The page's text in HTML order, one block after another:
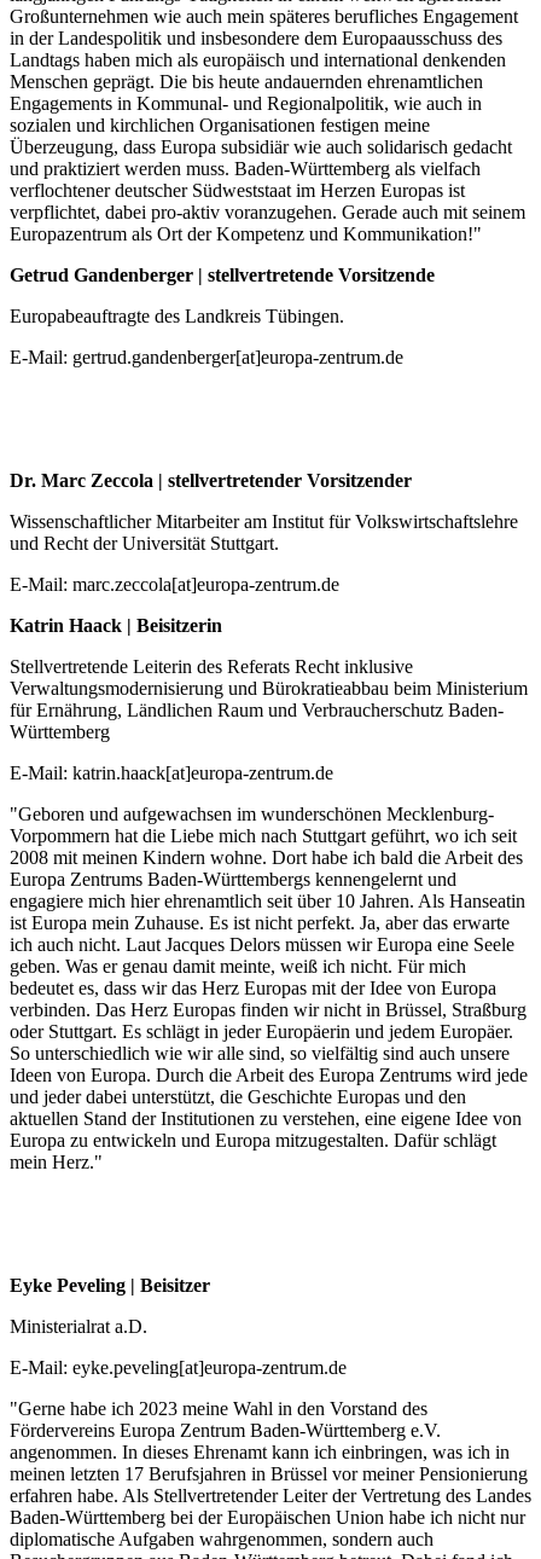
Großunternehmen wie auch mein späteres berufliches Engagement
in der Landespolitik und insbesondere dem Europaausschuss des
Landtags haben mich als europäisch und international denkenden
Menschen geprägt. Die bis heute andauernden ehrenamtlichen
Engagements in Kommunal- und Regionalpolitik, wie auch in
sozialen und kirchlichen Organisationen festigen meine
Überzeugung, dass Europa subsidiär wie auch solidarisch gedacht
und praktiziert werden muss. Baden-Württemberg als vielfach
verflochtener deutscher Südweststaat im Herzen Europas ist
verpflichtet, dabei pro-aktiv voranzugehen. Gerade auch mit seinem
Europazentrum als Ort der Kompetenz und Kommunikation!"
Getrud Gandenberger | stellvertretende Vorsitzende
Europabeauftragte des Landkreis Tübingen.
E-Mail: gertrud.gandenberger[at]europa-zentrum.de
Dr. Marc Zeccola | stellvertretender Vorsitzender
Wissenschaftlicher Mitarbeiter am Institut für Volkswirtschaftslehre
und Recht der Universität Stuttgart.
E-Mail: marc.zeccola[at]europa-zentrum.de
Katrin Haack | Beisitzerin
Stellvertretende Leiterin des Referats Recht inklusive
Verwaltungsmodernisierung und Bürokratieabbau beim Ministerium
für Ernährung, Ländlichen Raum und Verbraucherschutz Baden-
Württemberg
E-Mail: katrin.haack[at]europa-zentrum.de
"Geboren und aufgewachsen im wunderschönen Mecklenburg-
Vorpommern hat die Liebe mich nach Stuttgart geführt, wo ich seit
2008 mit meinen Kindern wohne. Dort habe ich bald die Arbeit des
Europa Zentrums Baden-Württembergs kennengelernt und
engagiere mich hier ehrenamtlich seit über 10 Jahren. Als Hanseatin
ist Europa mein Zuhause. Es ist nicht perfekt. Ja, aber das erwarte
ich auch nicht. Laut Jacques Delors müssen wir Europa eine Seele
geben. Was er genau damit meinte, weiß ich nicht. Für mich
bedeutet es, dass wir das Herz Europas mit der Idee von Europa
verbinden. Das Herz Europas finden wir nicht in Brüssel, Straßburg
oder Stuttgart. Es schlägt in jeder Europäerin und jedem Europäer.
So unterschiedlich wie wir alle sind, so vielfältig sind auch unsere
Ideen von Europa. Durch die Arbeit des Europa Zentrums wird jede
und jeder dabei unterstützt, die Geschichte Europas und den
aktuellen Stand der Institutionen zu verstehen, eine eigene Idee von
Europa zu entwickeln und Europa mitzugestalten. Dafür schlägt
mein Herz."
Eyke Peveling | Beisitzer
Ministerialrat a.D.
E-Mail: eyke.peveling[at]europa-zentrum.de
"Gerne habe ich 2023 meine Wahl in den Vorstand des
Fördervereins Europa Zentrum Baden-Württemberg e.V.
angenommen. In dieses Ehrenamt kann ich einbringen, was ich in
meinen letzten 17 Berufsjahren in Brüssel vor meiner Pensionierung
erfahren habe. Als Stellvertretender Leiter der Vertretung des Landes
Baden-Württemberg bei der Europäischen Union habe ich nicht nur
diplomatische Aufgaben wahrgenommen, sondern auch